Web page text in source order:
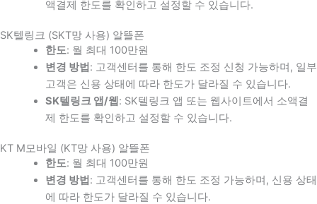
액결제 한도를 확인하고 설정할 수 있습니다.
SK텔링크 (SKT망 사용) 알뜰폰
한도: 월 최대 100만원
변경 방법 : 고객센터를 통해 한도 조정 신청 가능하며, 일부
고객은 신용 상태에 따라 한도가 달라질 수 있습니다.
SK텔링크 앱/웹 : SK텔링크 앱 또는 웹사이트에서 소액결
제 한도를 확인하고 설정할 수 있습니다.
KT M모바일 (KT망 사용) 알뜰폰
한도: 월 최대 100만원
변경 방법 : 고객센터를 통해 한도 조정 가능하며, 신용 상태
에 따라 한도가 달라질 수 있습니다.